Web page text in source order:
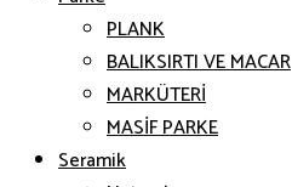
PLANK
BALIKSIRTI VE MACAR
MARKÜTERİ
MASİF PARKE
Seramik